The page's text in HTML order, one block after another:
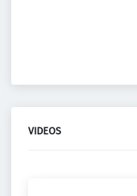
VIDEOS